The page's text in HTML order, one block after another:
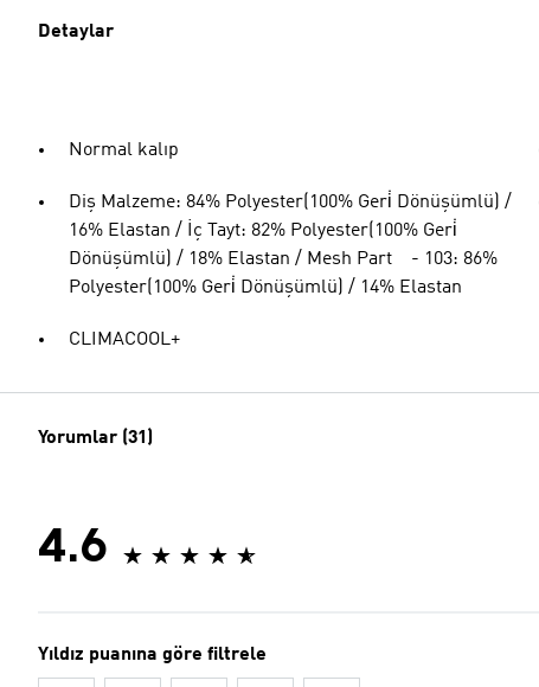
Detaylar
Normal kalıp
Diş Malzeme: 84% Polyester(100% Geri̇ Dönüşümlü) /
16% Elastan / İç Tayt: 82% Polyester(100% Geri̇
Dönüşümlü) / 18% Elastan / Mesh Part - 103: 86%
Polyester(100% Geri̇ Dönüşümlü) / 14% Elastan
CLIMACOOL+
Yorumlar (31)
4.6
Yıldız puanına göre filtrele